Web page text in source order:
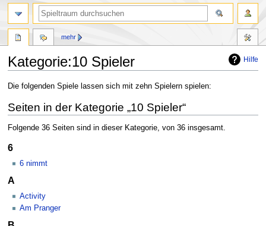
Hilfe
Kategorie:10 Spieler
Zur
springen
Zur
springen
Die folgenden Spiele lassen sich mit zehn Spielern spielen:
Seiten in der Kategorie „10 Spieler“
Folgende 36 Seiten sind in dieser Kategorie, von 36 insgesamt.
6
6 nimmt
A
Activity
Am Pranger
mehr